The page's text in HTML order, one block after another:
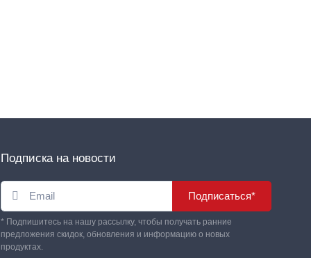
Подписка на новости
Подписаться*
* Подпишитесь на нашу рассылку, чтобы получать ранние
предложения скидок, обновления и информацию о новых
продуктах.